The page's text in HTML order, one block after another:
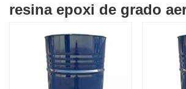
resina epoxi de grado